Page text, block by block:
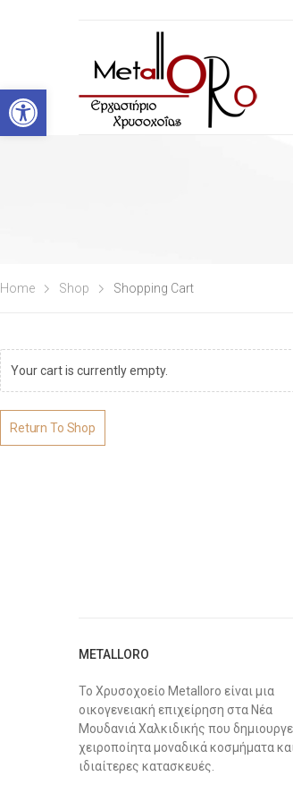
Home Shop Shopping Cart
Your cart is currently empty.
Return To Shop
METALLORO
Το Χρυσοχοείο Metalloro είναι μια
οικογενειακή επιχείρηση στα Νέα
Μουδανιά Χαλκιδικής που
χειροποίητα μοναδικά κοσμήματα
ιδιαίτερες κατασκευές.
Open toolbar